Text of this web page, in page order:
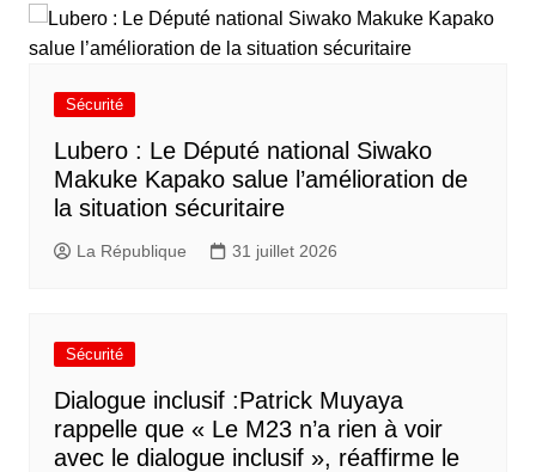
Sécurité
Lubero : Le Député national Siwako
Makuke Kapako salue l’amélioration de
la situation sécuritaire
La République 31 juillet 2026
Sécurité
Dialogue inclusif :Patrick Muyaya
rappelle que « Le M23 n’a rien à voir
avec le dialogue inclusif », réaffirme le